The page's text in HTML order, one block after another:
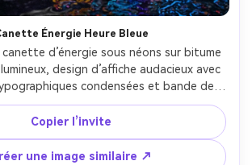
Énergie Heure Bleue
canette d’énergie sous néons sur bitume
design d’affiche audacieux avec
condensées et bande de
lumière de contour dramatique et néon,
angle bas héroïque, contraste profond,
et gouttes réalistes, haute résolution,
au point nette --ar 4:5
Copier l’invite
une image similaire ↗